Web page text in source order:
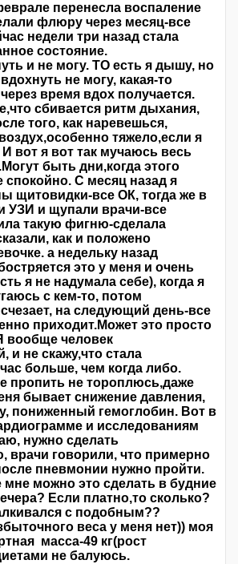
перенесла воспаление
флюру через месяц-все
недели три назад стала
состояние.
и не могу. ТО есть я дышу, но
не могу, какая-то
время вдох получается.
сбивается ритм дыхания,
того, как наревешься,
тяжело,если я
вот я вот так мучаюсь весь
быть дни,когда этого
спокойно. С месяц назад я
щитовидки-все ОК, тогда же в
УЗИ и щупали врачи-все
такую фигню-сделала
как и положено
а недельку назад
это у меня и очень
я не надумала себе), когда я
с кем-то, потом
на следующий день-все
приходит.Может это просто
вообще человек
и не скажу,что стала
больше, чем когда либо.
пропить не тороплюсь,даже
бывает снижение давления,
пониженный гемоглобин. Вот в
и исследованиям
нужно сделать
говорили, что примерно
пневмонии нужно пройти.
мне можно это сделать в будние
Если платно,то сколько?
с подобным??
веса у меня нет)) моя
масса-49 кг(рост
не балуюсь.